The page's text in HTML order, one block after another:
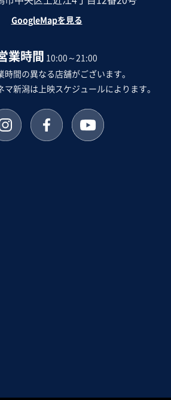
GoogleMapを見る
業時間 10:00～21:00
間の異なる店舗がございます。
マ新潟は上映スケジュールによります。